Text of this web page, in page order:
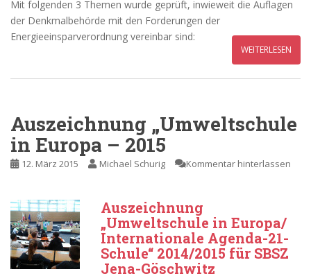
Mit folgenden 3 Themen wurde geprüft, inwieweit die Auflagen
der Denkmalbehörde mit den Forderungen der
Energieeinsparverordnung vereinbar sind:
WEITERLESEN
Auszeichnung „Umweltschule
in Europa – 2015
12. März 2015 Michael Schurig Kommentar hinterlassen
Auszeichnung
„Umweltschule in Europa/
Internationale Agenda-21-
Schule“ 2014/2015 für SBSZ
Jena-Göschwitz